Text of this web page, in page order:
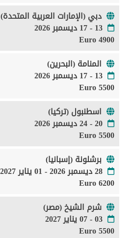
دبي (الإمارات العربية المتحدة)
13 - 17 ديسمبر 2026
4900 Euro
المنامة (البحرين)
13 - 17 ديسمبر 2026
5500 Euro
اسطنبول (تركيا)
20 - 24 ديسمبر 2026
5500 Euro
برشلونة (إسبانيا)
28 ديسمبر 2026 - 01 يناير 2027
6200 Euro
شرم الشيخ (مصر)
03 - 07 يناير 2027
5500 Euro